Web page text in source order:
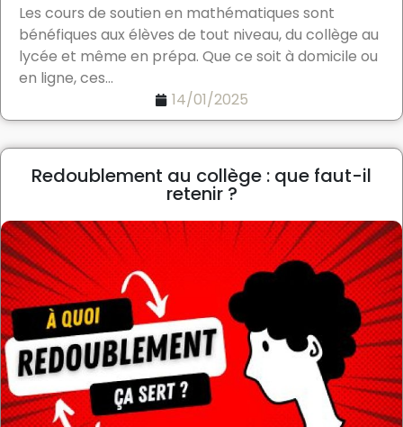
Les cours de soutien en mathématiques sont
bénéfiques aux élèves de tout niveau, du collège au
lycée et même en prépa. Que ce soit à domicile ou
en ligne, ces...
14/01/2025
Redoublement au collège : que faut-il
retenir ?